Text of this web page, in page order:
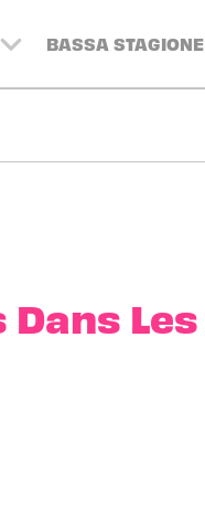
BASSA STAGIONE
Les